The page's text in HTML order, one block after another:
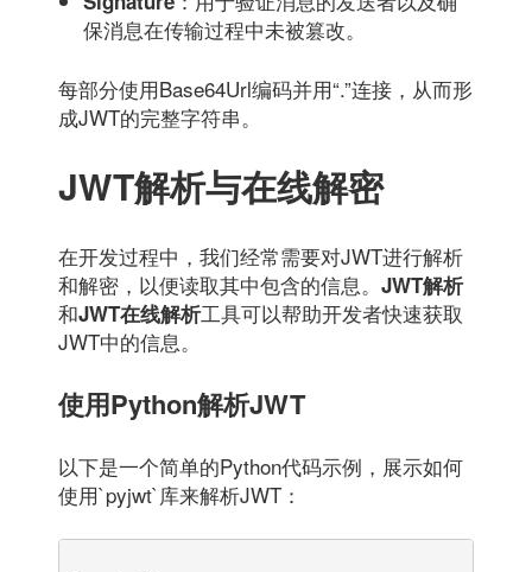
保消息在传输过程中未被篡改。
每部分使用Base64Url编码并用“.”连接，从而形
成JWT的完整字符串。
JWT解析与在线解密
在开发过程中，我们经常需要对JWT进行解析
和解密，以便读取其中包含的信息。 JWT解析
和JWT在线解析工具可以帮助开发者快速获取
JWT中的信息。
使用Python解析JWT
以下是一个简单的Python代码示例，展示如何
使用`pyjwt`库来解析JWT：